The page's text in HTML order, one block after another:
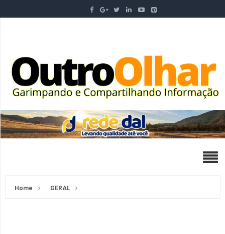
Home GERAL